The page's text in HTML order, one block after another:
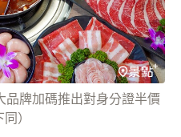
品牌加碼推出對身分證半價
）